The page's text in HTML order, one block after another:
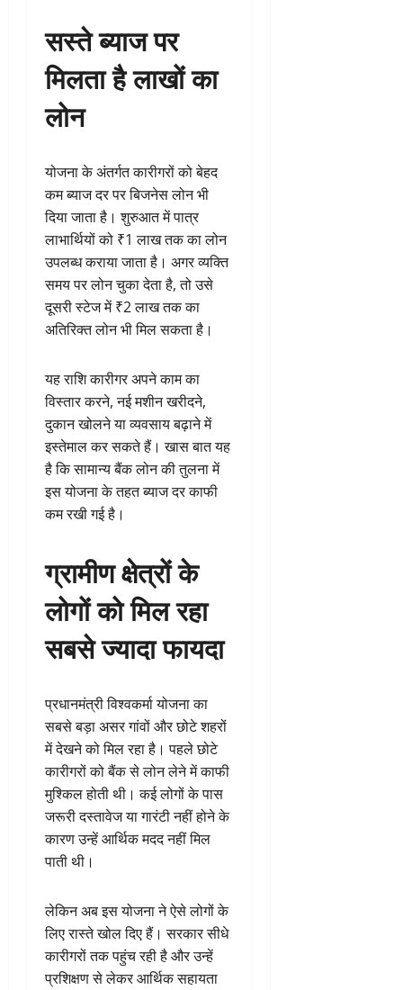
सस्ते ब्याज पर
मिलता है लाखों का
लोन
योजना के अंतर्गत कारीगरों को बेहद
कम ब्याज दर पर बिजनेस लोन भी
दिया जाता है। शुरुआत में पात्र
लाभार्थियों को ₹1 लाख तक का लोन
उपलब्ध कराया जाता है। अगर व्यक्ति
समय पर लोन चुका देता है, तो उसे
दूसरी स्टेज में ₹2 लाख तक का
अतिरिक्त लोन भी मिल सकता है।
यह राशि कारीगर अपने काम का
विस्तार करने, नई मशीन खरीदने,
दुकान खोलने या व्यवसाय बढ़ाने में
इस्तेमाल कर सकते हैं। खास बात यह
है कि सामान्य बैंक लोन की तुलना में
इस योजना के तहत ब्याज दर काफी
कम रखी गई है।
ग्रामीण क्षेत्रों के
लोगों को मिल रहा
सबसे ज्यादा फायदा
प्रधानमंत्री विश्वकर्मा योजना का
सबसे बड़ा असर गांवों और छोटे शहरों
में देखने को मिल रहा है। पहले छोटे
कारीगरों को बैंक से लोन लेने में काफी
मुश्किल होती थी। कई लोगों के पास
जरूरी दस्तावेज या गारंटी नहीं होने के
कारण उन्हें आर्थिक मदद नहीं मिल
पाती थी।
लेकिन अब इस योजना ने ऐसे लोगों के
लिए रास्ते खोल दिए हैं। सरकार सीधे
कारीगरों तक पहुंच रही है और उन्हें
प्रशिक्षण से लेकर आर्थिक सहायता